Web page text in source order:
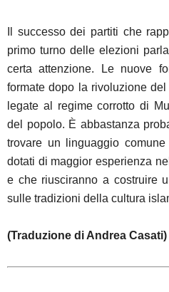
Il successo dei partiti che
primo turno delle elezioni
certa attenzione. Le nuove
formate dopo la rivoluzione
legate al regime corrotto di
del popolo. È abbastanza
trovare un linguaggio
dotati di maggior esperienza
e che riusciranno a costruire
sulle tradizioni della cultura
(Traduzione di Andrea Casati)